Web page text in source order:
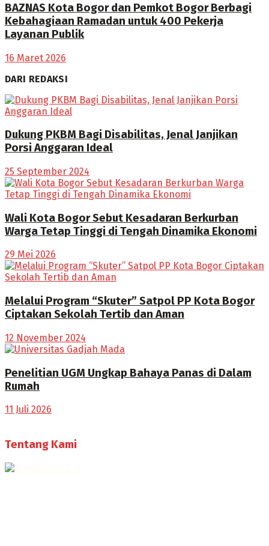
BAZNAS Kota Bogor dan Pemkot Bogor Berbagi
Kebahagiaan Ramadan untuk 400 Pekerja
Layanan Publik
16 Maret 2026
DARI REDAKSI
Dukung PKBM Bagi Disabilitas, Jenal Janjikan
Porsi Anggaran Ideal
25 September 2024
Wali Kota Bogor Sebut Kesadaran Berkurban
Warga Tetap Tinggi di Tengah Dinamika Ekonomi
29 Mei 2026
Melalui Program “Skuter” Satpol PP Kota Bogor
Ciptakan Sekolah Tertib dan Aman
12 November 2024
Penelitian UGM Ungkap Bahaya Panas di Dalam
Rumah
11 Juli 2026
Tentang Kami